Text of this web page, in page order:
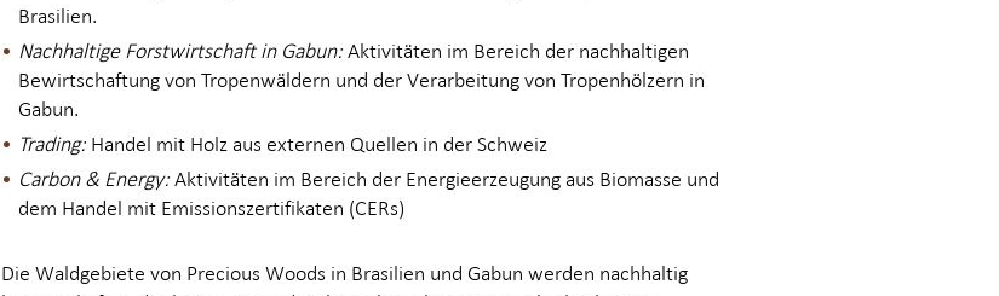
Brasilien.
Nachhaltige Forstwirtschaft in Gabun:Aktivitäten im Bereich der nachhaltigen
Bewirtschaftung von Tropen­wäldern und der Verarbeitung von Tropenhölzern in
Gabun.
Trading: Handel mit Holz aus externen Quellen in der Schweiz
Carbon & Energy:Aktivitäten im Bereich der Energieerzeugung aus Biomasse und
dem Handel mit Emissionszertifikaten (CERs)
Die Wald­gebiete von Precious Woods in Brasilien und Gabun werden nachhaltig